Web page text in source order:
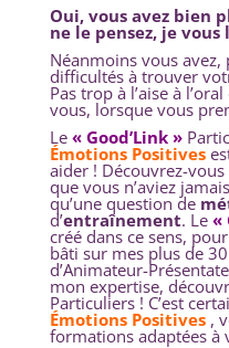
Oui, vous avez bien
ne le pensez, je vous
Néanmoins vous
difficultés à trouver
Pas trop à l’aise à
vous, lorsque vous
Le « Good’Link »
Émotions Positives
aider ! Découvrez-
que vous n’aviez
qu’une question de
d’entraînement. Le «
créé dans ce sens,
bâti sur mes plus de
d’Animateur-
mon expertise,
Particuliers ! C’est
Émotions Positives ,
formations adaptées à